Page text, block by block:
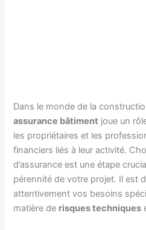
Dans le monde de la
assurance bâtiment joue un
les propriétaires et les
financiers liés à leur activité.
d’assurance est une étape
pérennité de votre projet. Il est
attentivement vos besoins
matière de risques techniques